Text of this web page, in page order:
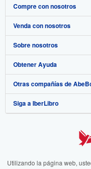
Compre con nosotros
Búsqueda avanzada
Colecciones
Mi cuenta
Mis pedidos
Ver carrito
Venda con nosotros
Comenzar a vender
Únase a nuestro programa
Recomiende un vendedor
Sobre nosotros
Sobre IberLibro
Medios
Empleo
Preferencias de cookies
Aviso de cookies
Obtener Ayuda
Preguntas frecuentes y
Atención al Cliente
Otras compañías de
AbeBooks.com
AbeBooks.fr
Siga a IberLibro
Utilizando la página web,